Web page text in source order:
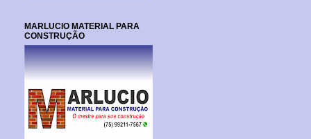
MARLUCIO MATERIAL PARA
CONSTRUÇÃO